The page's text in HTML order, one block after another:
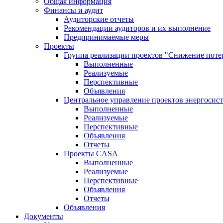
Финансы и аудит
Аудиторские отчеты
Рекомендации аудиторов и их выполнение
Предпринимаемые меры
Проекты
Группа реализации проектов "Снижение
Выполненные
Реализуемые
Перспективные
Объявления
Центральное управление проектов
Выполненные
Реализуемые
Перспективные
Объявления
Отчеты
Проекты CASA
Выполненные
Реализуемые
Перспективные
Объявления
Отчеты
Объявления
Документы